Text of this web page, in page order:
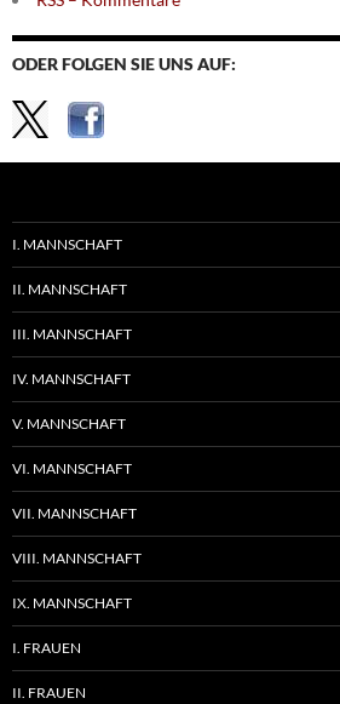
ODER FOLGEN SIE UNS AUF:
I. MANNSCHAFT
II. MANNSCHAFT
III. MANNSCHAFT
IV. MANNSCHAFT
V. MANNSCHAFT
VI. MANNSCHAFT
VII. MANNSCHAFT
VIII. MANNSCHAFT
IX. MANNSCHAFT
I. FRAUEN
II. FRAUEN